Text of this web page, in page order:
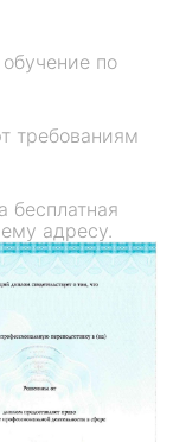
по
требованиям
бесплатная
адресу.